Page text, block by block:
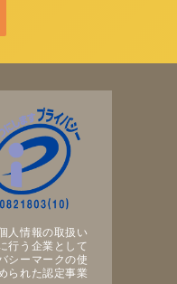
人情報の取扱い
行う企業として
シーマークの使
られた認定事業